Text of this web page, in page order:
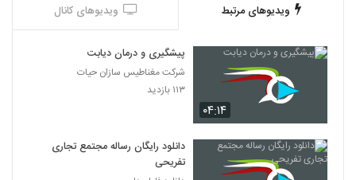
ویدیوهای مرتبط ویدیوهای کانال
۰۴:۱۴
پیشگیری و درمان دیابت
شرکت مغناطیس سازان حیات
۱۱۳ بازدید
دانلود رایگان رساله مجتمع تجاری
تفریحی